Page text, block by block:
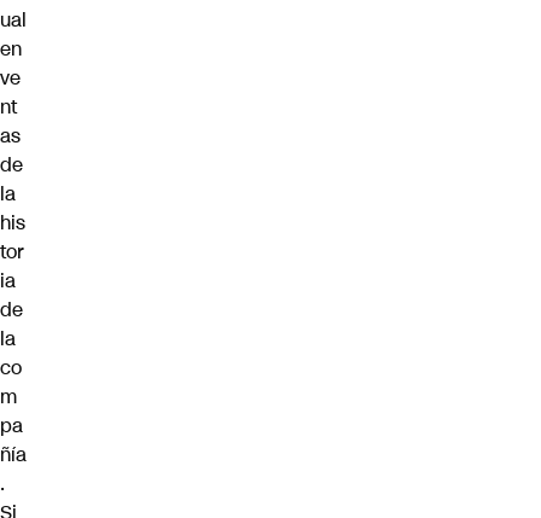
ual
en
ve
nt
as
de
la
his
tor
ia
de
la
co
m
pa
ñía
.
Si